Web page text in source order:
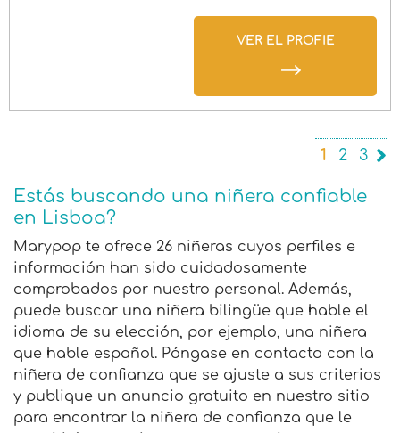
1 2 3
Estás buscando una niñera confiable
en Lisboa?
Marypop te ofrece 26 niñeras cuyos perfiles e
información han sido cuidadosamente
comprobados por nuestro personal. Además,
puede buscar una niñera bilingüe que hable el
idioma de su elección, por ejemplo, una niñera
que hable español. Póngase en contacto con la
niñera de confianza que se ajuste a sus criterios
y publique un anuncio gratuito en nuestro sitio
para encontrar la niñera de confianza que le